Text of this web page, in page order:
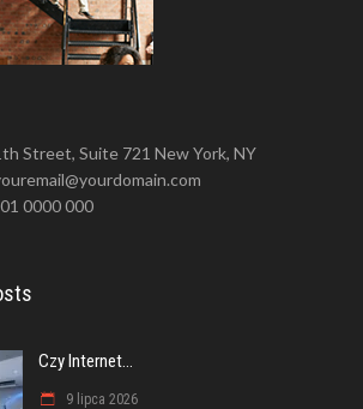
Street, Suite 721 New York, NY
0000 000
Czy Internet...
9 lipca 2026